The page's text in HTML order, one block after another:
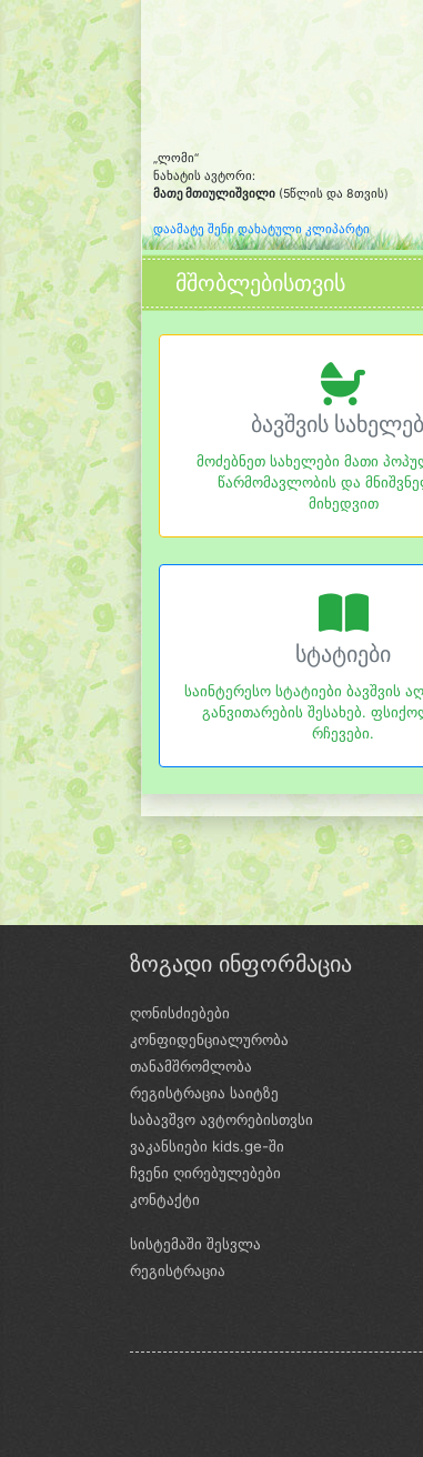
„ლომი“
ნახატის ავტორი:
მათე მთიულიშვილი (5წლის და 8თვის)
დაამატე შენი დახატული კლიპარტი
მშობლებისთვის
ბავშვის
მოძებნეთ სახელები მათი
წარმომავლობის და
მიხედვით
სტატიები
საინტერესო სტატიები ბავშვის
განვითარების შესახებ.
რჩევები.
ზოგადი ინფორმაცია
ღონისძიებები
კონფიდენციალურობა
თანამშრომლობა
რეგისტრაცია საიტზე
საბავშვო ავტორებისთვსი
ვაკანსიები kids.ge-ში
ჩვენი ღირებულებები
კონტაქტი
სისტემაში შესვლა
რეგისტრაცია